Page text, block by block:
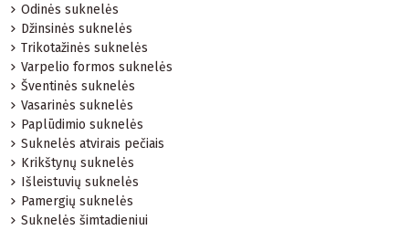
Odinės suknelės
Džinsinės suknelės
Trikotažinės suknelės
Varpelio formos suknelės
Šventinės suknelės
Vasarinės suknelės
Paplūdimio suknelės
Suknelės atvirais pečiais
Krikštynų suknelės
Išleistuvių suknelės
Pamergių suknelės
Suknelės šimtadieniui